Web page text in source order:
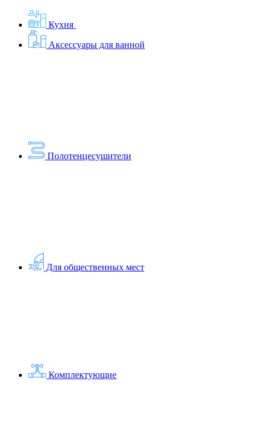
Кухня
Аксессуары для ванной
Полотенцесушители
Для общественных мест
Комплектующие